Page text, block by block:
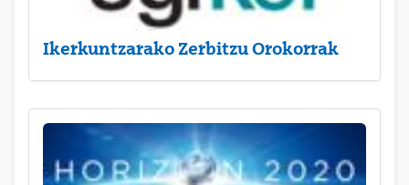
Ikerkuntzarako Zerbitzu Orokorrak